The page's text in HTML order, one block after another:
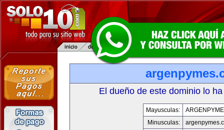
El dueño de este dominio lo
Mayusculas:
Minusculas: